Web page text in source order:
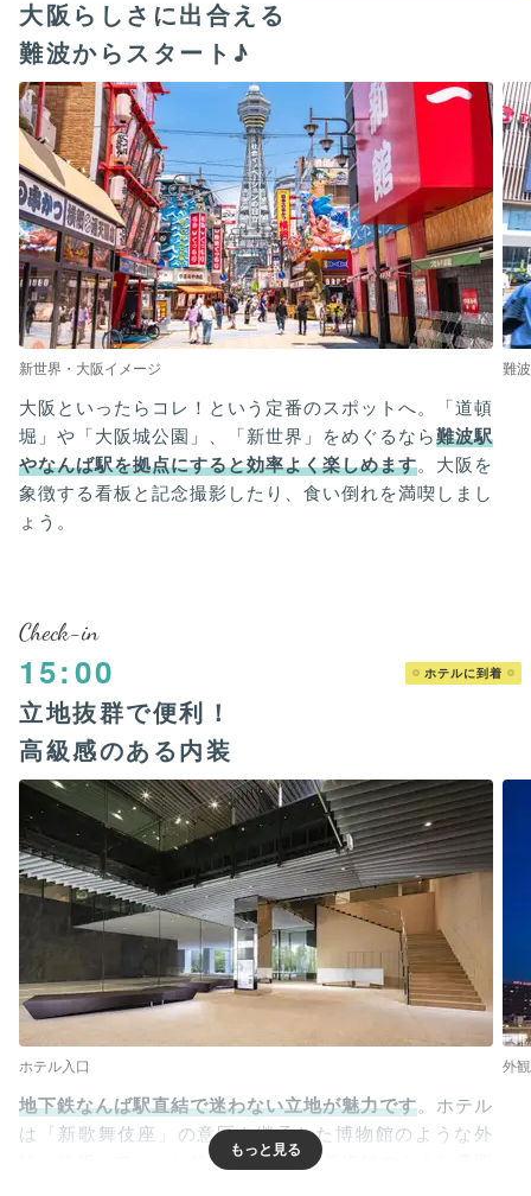
大阪らしさに出合える
難波からスタート♪
新世界・大阪イメージ 難
大阪といったらコレ！という定番のスポットへ。「道頓
堀」や「大阪城公園」、「新世界」をめぐるなら難波駅
やなんば駅を拠点にすると効率よく楽しめます。大阪を
象徴する看板と記念撮影したり、食い倒れを満喫しまし
ょう。
Check-in
15:00 ホテルに到着
立地抜群で便利！
高級感のある内装
ホテル入口 外観
地下鉄なんば駅直結で迷わない立地が魅力です。ホテル
は「新歌舞伎座」の意匠を継承した博物館のような外
観。随所にアートが飾られていて、美術館のような雰囲